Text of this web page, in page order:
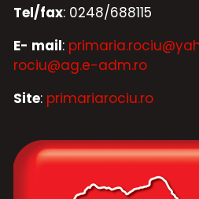
Tel/fax: 0248/688115
E- mail:
rociu@ag.e-adm.ro
Site: primariarociu.ro